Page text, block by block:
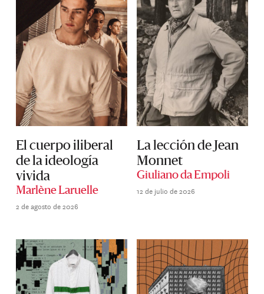
El cuerpo iliberal
de la ideología
vivida
Marlène Laruelle
2 de agosto de 2026
La lección de Jean
Monnet
Giuliano da Empoli
12 de julio de 2026